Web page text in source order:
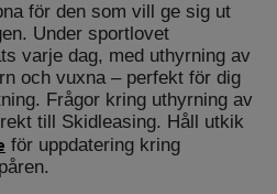
för den som vill ge sig ut
Under sportlovet
varje dag, med uthyrning av
och vuxna – perfekt för dig
Frågor kring uthyrning av
till Skidleasing. Håll utkik
för uppdatering kring